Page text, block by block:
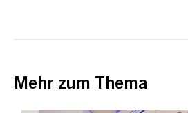
Mehr zum Thema